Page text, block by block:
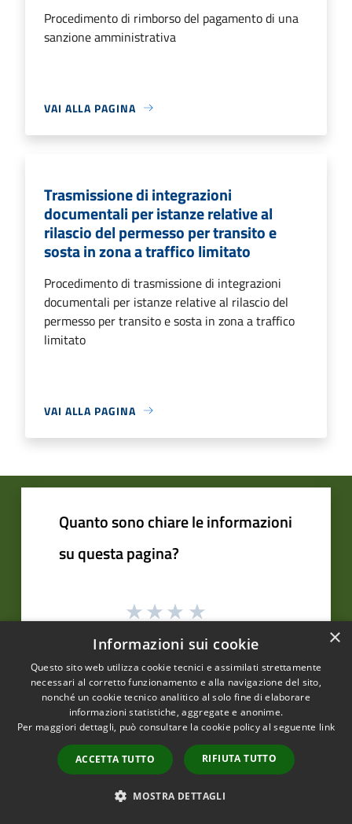
Procedimento di rimborso del pagamento di una
sanzione amministrativa
VAI ALLA PAGINA
Trasmissione di integrazioni
documentali per istanze relative al
rilascio del permesso per transito e
sosta in zona a traffico limitato
Procedimento di trasmissione di integrazioni
documentali per istanze relative al rilascio del
permesso per transito e sosta in zona a traffico
limitato
VAI ALLA PAGINA
Quanto sono chiare le informazioni
su questa pagina?
Contatta il comune
Leggi le domande frequenti
Richiedi Assistenza
×
Informazioni sui cookie
Questo sito web utilizza cookie tecnici e assimilati strettamente
necessari al corretto funzionamento e alla navigazione del sito,
nonché un cookie tecnico analitico al solo fine di elaborare
informazioni statistiche, aggregate e anonime.
Per maggiori dettagli, può consultare la cookie policy al seguente link
ACCETTA TUTTO RIFIUTA TUTTO
MOSTRA DETTAGLI